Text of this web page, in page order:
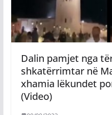
Dalin pamjet nga
shkatërrimtar në
xhamia lëkundet
(Video)